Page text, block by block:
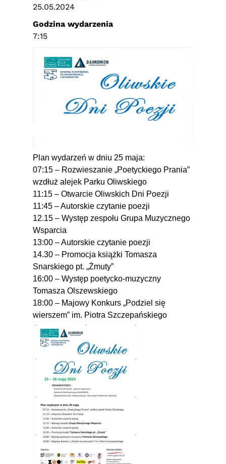
Plan wydarzeń w dniu 25 maja:
07:15 – Rozwieszanie „Poetyckiego Prania”
wzdłuż alejek Parku Oliwskiego
11:15 – Otwarcie Oliwskich Dni Poezji
11:45 – Autorskie czytanie poezji
12.15 – Występ zespołu Grupa Muzycznego
Wsparcia
13:00 – Autorskie czytanie poezji
14.30 – Promocja książki Tomasza
Snarskiego pt. „Żmuty”
16:00 – Występ poetycko-muzyczny
Tomasza Olszewskiego
18:00 – Majowy Konkurs „Podziel się
wierszem” im. Piotra Szczepańskiego
25.05.2024
Godzina wydarzenia
7:15